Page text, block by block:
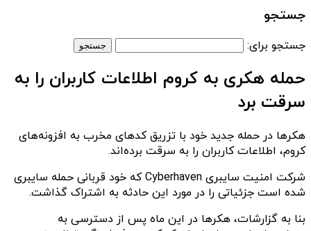
جستجو
جستجو برای:
حمله هکری به کروم اطلاعات کاربران را به
سرقت برد
هکرها در حمله جدید خود با تزریق کدهای مخرب به افزونه‌های
کروم، اطلاعات کاربران را به سرقت برده‌اند.
شرکت امنیت سایبری Cyberhaven که خود قربانی حمله سایبری
شده است جزئیاتی را در مورد این حادثه به اشتراک گذاشت.
بنا به گزارشات، هکرها در این ماه پس از دسترسی به